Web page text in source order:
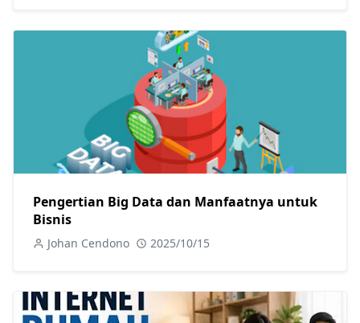
Pengertian Big Data dan Manfaatnya untuk
Bisnis
Johan Cendono 2025/10/15